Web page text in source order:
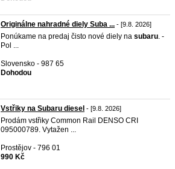
Originálne nahradné diely Suba ... - [9.8. 2026]
Ponúkame na predaj čisto nové diely na subaru. -
Pol ...
Slovensko - 987 65
Dohodou
Vstřiky na Subaru diesel - [9.8. 2026]
Prodám vstřiky Common Rail DENSO CRI
095000789. Vytažen ...
Prostějov - 796 01
990 Kč